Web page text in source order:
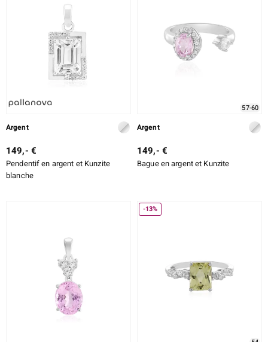
Argent
149,- €
Pendentif en argent et Kunzite
blanche
57-60
Argent
149,- €
Bague en argent et Kunzite
-13%